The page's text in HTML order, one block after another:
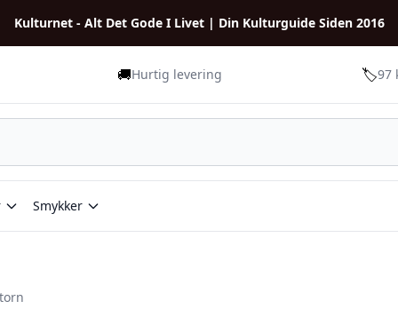
Kulturnet - Alt Det Gode I Livet | Din Kulturguide Siden 2016
🚚Hurtig levering 🏷️97
Smykker